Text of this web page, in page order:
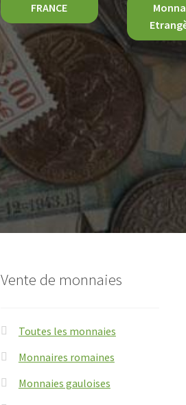
FRANCE
Vente de monnaies
Toutes les monnaies
Monnaires romaines
Monnaies gauloises